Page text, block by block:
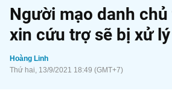
Người mạo danh
xin cứu trợ sẽ bị xử
Hoàng Linh
Thứ hai, 13/9/2021 18:49 (GMT+7)